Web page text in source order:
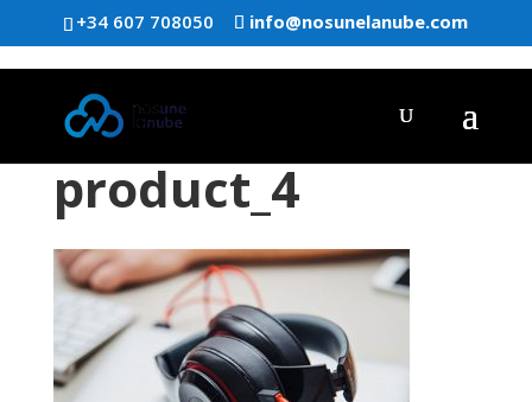
+34 607 708050 info@nosunelanube.com
product_4